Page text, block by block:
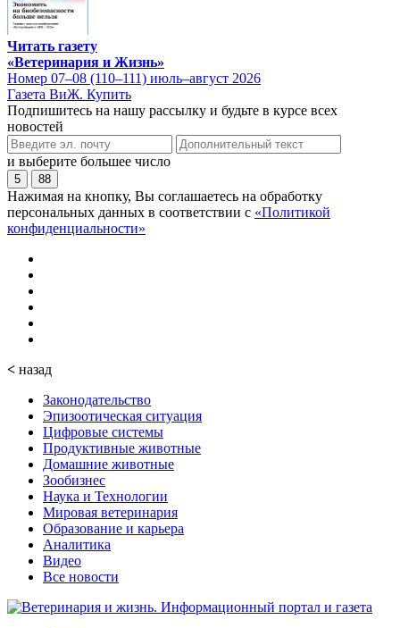
Читать газету
«Ветеринария и Жизнь»
Номер 07–08 (110–111) июль–август 2026
Газета ВиЖ. Купить
Подпишитесь на нашу рассылку и будьте в курсе всех
новостей
и выберите большее число
5 88
Нажимая на кнопку, Вы соглашаетесь на обработку
персональных данных в соответствии с «Политикой
конфиденциальности»
< назад
Законодательство
Эпизоотическая ситуация
Цифровые системы
Продуктивные животные
Домашние животные
Зообизнес
Наука и Технологии
Мировая ветеринария
Образование и карьера
Аналитика
Видео
Все новости